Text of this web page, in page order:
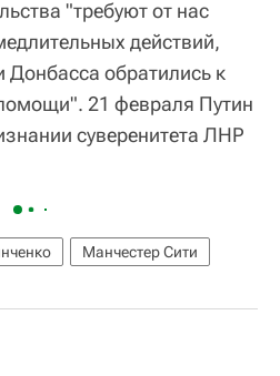
"требуют от нас
действий,
Донбасса обратились к
21 февраля Путин
суверенитета ЛНР
Манчестер Сити